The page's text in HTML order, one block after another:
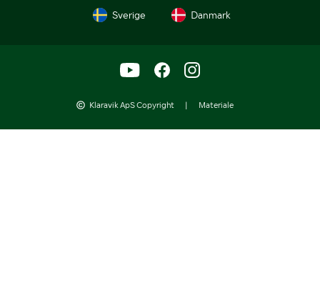
Sverige Danmark
Klaravik ApS Copyright | Materiale